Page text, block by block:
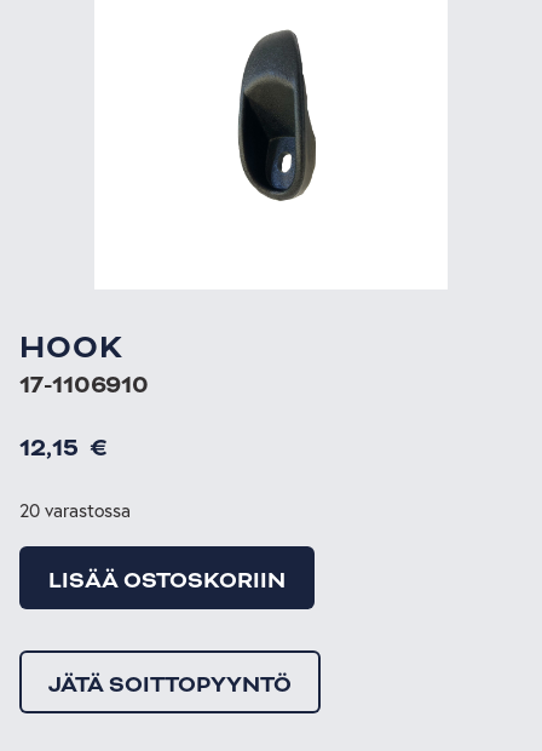
HOOK
17-1106910
12,15 €
20 varastossa
LISÄÄ OSTOSKORIIN
JÄTÄ SOITTOPYYNTÖ